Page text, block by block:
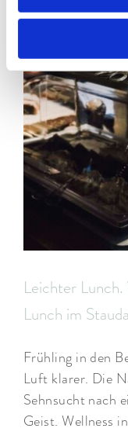
Leichter
Lunch im
Frühling in den
Luft klarer. Die
Sehnsucht nach
Geist. Wellness